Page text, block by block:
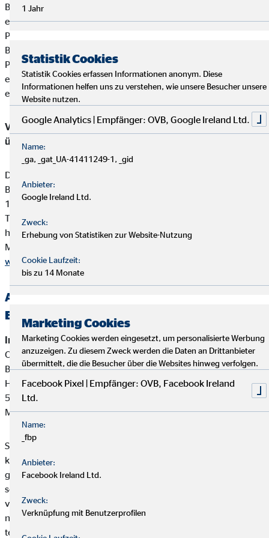
Björn Breu nimmt keine Kundengelder entgegen.Zahlungen
erfolgen direkt von den Kunden an die jeweiligen
Produktgeber.
Björn Breu erhält von den Partnergesellschaften für die
Produktvermittlung eine Vergütung (Provisionszahlung), die
einbehalten werden darf. Diese ist in der Versicherungsprämie
einkalkuliert.
Vermittler-Registerstelle, bei der sich die Eintragungen
überprüfen lassen:
Deutsche Industrie- und Handelskammer (DIHK)
Breite Straße 29
10178 Berlin
Tel. 0180 / 6005850 (20 Cent/Anruf aus dem dt. Festnetz,
höchstens 60 Cent/Anruf aus Mobilfunknetzen)
Mail
www.dihk.de,www.vermittlerregister.info
Alternative Streitbeilegung —
Beschwerde-/Schlichtungsstellen
Interne Beschwerdestelle:
OVB Vermögensberatung AG
Bereich Außendienstbetreuung
Heumarkt 1
50667 Köln
Mail:beschwerden@ovb.de
Sofern im Falle einer Kundenbeschwerde ausnahmsweise
keine einvernehmliche Lösung mit unserem Unternehmen
gefunden werden kann, ist unser Unternehmen bereit und
sofern die Kundenbeschwerde Versicherungsprodukte betrifft,
verpflichtet, an einem Streitbeilegungsverfahren vor der
nachstehenden anerkannten Verbraucherschlichtungsstelle
teilzunehmen:
1 Jahr
Statistik Cookies
Statistik Cookies erfassen Informationen anonym. Diese
Informationen helfen uns zu verstehen, wie unsere Besucher unsere
Website nutzen.
Google Analytics | Empfänger: OVB, Google Ireland Ltd.
Name:
_ga, _gat_UA-41411249-1, _gid
Anbieter:
Google Ireland Ltd.
Zweck:
Erhebung von Statistiken zur Website-Nutzung
Cookie Laufzeit:
bis zu 14 Monate
Marketing Cookies
Marketing Cookies werden eingesetzt, um personalisierte Werbung
anzuzeigen. Zu diesem Zweck werden die Daten an Drittanbieter
übermittelt, die die Besucher über die Websites hinweg verfolgen.
Facebook Pixel | Empfänger: OVB, Facebook Ireland
Ltd.
Name:
_fbp
Anbieter:
Facebook Ireland Ltd.
Zweck:
Verknüpfung mit Benutzerprofilen